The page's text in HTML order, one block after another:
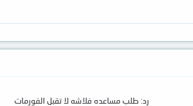
رد: طلب مساعده فلاشه لا تقبل الفورمات